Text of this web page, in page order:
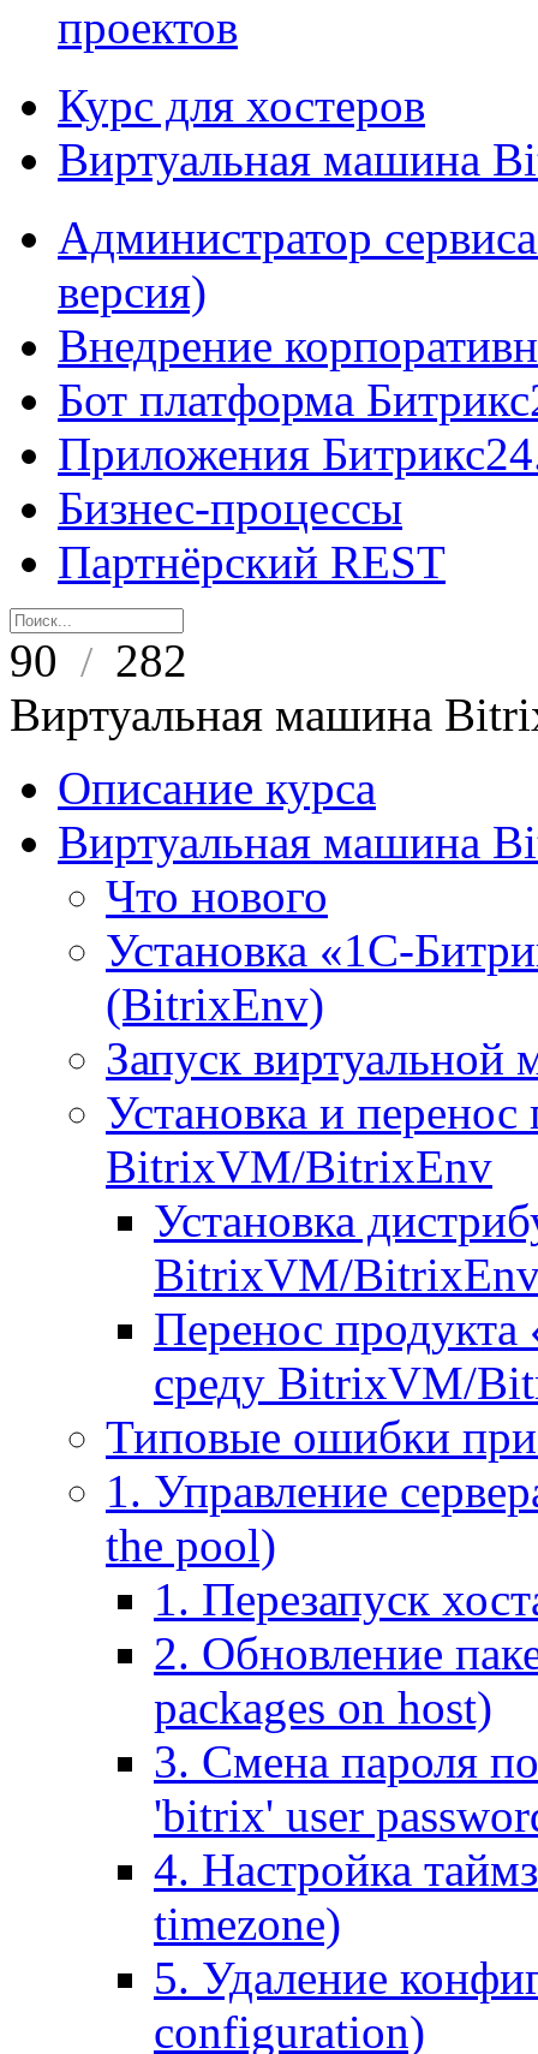
проектов
Курс для хостеров
Виртуальная машина
Администратор
версия)
Внедрение
Бот платформа
Приложения
Бизнес-процессы
Партнёрский REST
90 / 282
Виртуальная машина
Описание курса
Виртуальная машина
Что нового
Установка «1С-
(BitrixEnv)
Запуск
Установка и
BitrixVM/BitrixEnv
Установка
BitrixVM/
Перенос
среду BitrixVM/
Типовые ошибки при
1. Управление
the pool)
1. Перезапуск
2. Обновление
packages on host)
3. Смена пароля
'bitrix' user
4. Настройка
timezone)
5. Удаление
configuration)